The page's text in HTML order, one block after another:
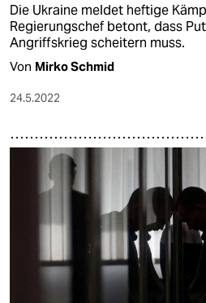
Die Ukraine meldet heftige
Regierungschef betont, dass
Angriffskrieg scheitern muss.
Von Mirko Schmid
24.5.2022